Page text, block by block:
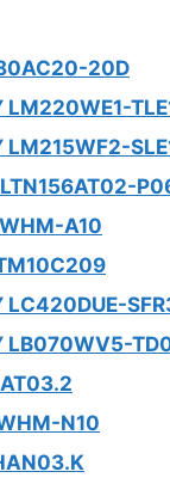
20D
LM220WE1-
LM215WF2-
A10
LC420DUE-
LB070WV5-
N10